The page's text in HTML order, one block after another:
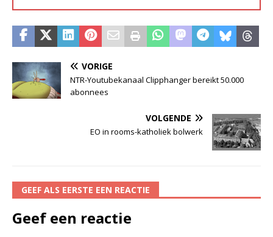
VORIGE
NTR-Youtubekanaal Clipphanger bereikt 50.000
abonnees
VOLGENDE
EO in rooms-katholiek bolwerk
GEEF ALS EERSTE EEN REACTIE
Geef een reactie